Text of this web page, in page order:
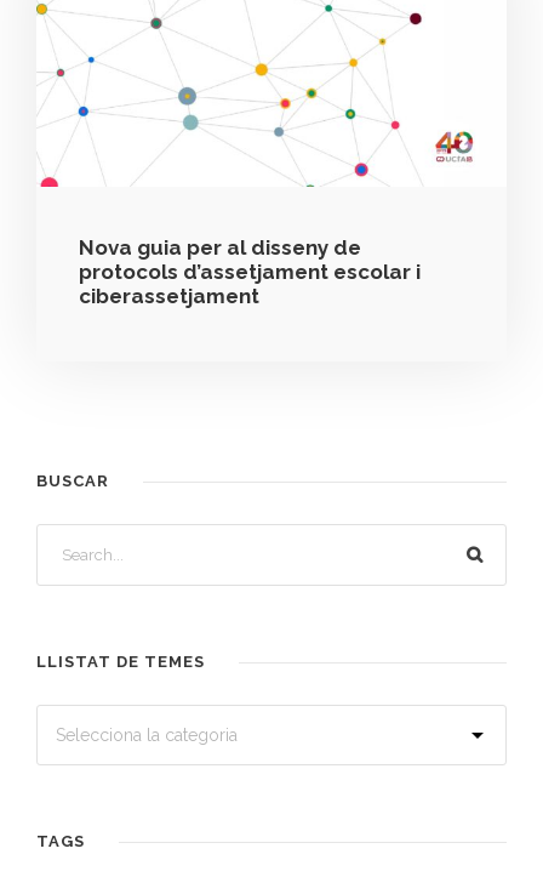
Nova guia per al disseny de
protocols d’assetjament escolar i
ciberassetjament
BUSCAR
LLISTAT DE TEMES
TAGS